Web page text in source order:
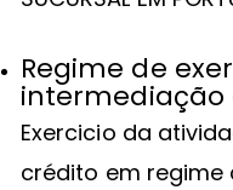
Regime de
intermediação
Exercicio da
crédito em regime